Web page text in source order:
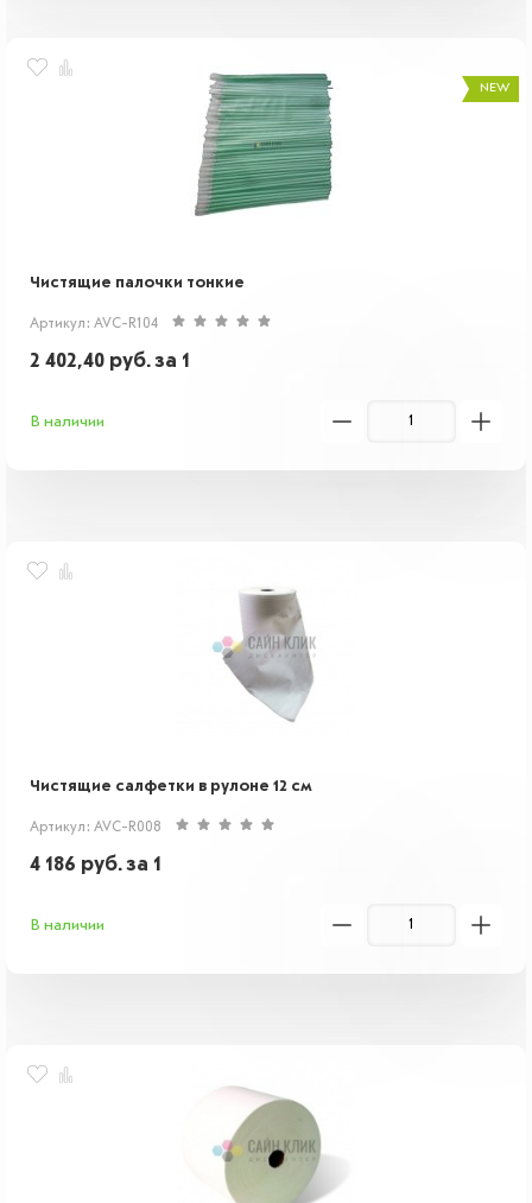
NEW
Чистящие палочки тонкие
Артикул: AVC-R104
2 402,40 руб.за 1
В наличии
Чистящие салфетки в рулоне 12 см
Артикул: AVC-R008
4 186 руб.за 1
В наличии